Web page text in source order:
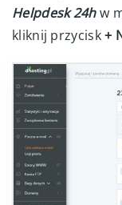
Helpdesk 24hw
kliknij przycisk+